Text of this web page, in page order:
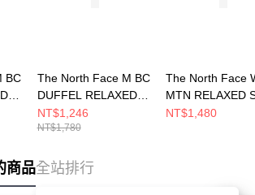
BC
The North Face M BC
DUFFEL RELAXED
SS TEE GRAPHIC -
AP 男 短袖上衣
NT$1,246
NT$1,780
The North Face
MTN RELAXED
TEE GRAPHIC -
NT$1,480
商品全站排行